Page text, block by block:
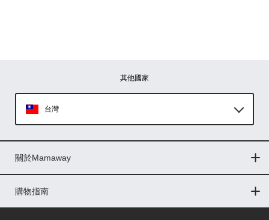
其他國家
台灣
印尼
菲律賓
馬來西亞
關於Mamaway
門市據點
最新消息
品牌故事
人力招募
媒體花絮
隱私權聲明
CSR企業社會責任
購物指南
購物常見問題
退換貨問題
儲值金使用條款
購買儲值金
發票問題
會員權益
線上留言
吸乳器-免費體驗